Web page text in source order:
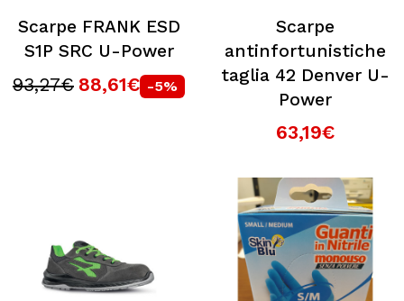
Scarpe FRANK ESD
S1P SRC U-Power
93,27€ 88,61€ -5%
Scarpe
antinfortunistiche
taglia 42 Denver U-
Power
63,19€